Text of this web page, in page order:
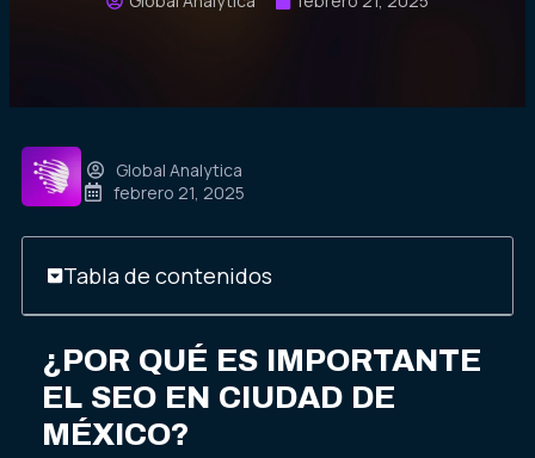
Global Analytica
febrero 21, 2025
Tabla de contenidos
¿POR QUÉ ES IMPORTANTE
EL SEO EN CIUDAD DE
MÉXICO?